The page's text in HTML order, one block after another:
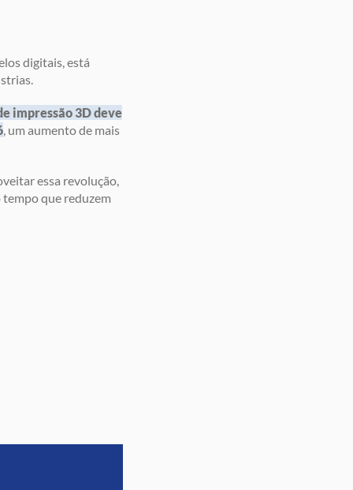
digitais, está
impressão 3D deve
, um aumento de mais
essa revolução,
que reduzem